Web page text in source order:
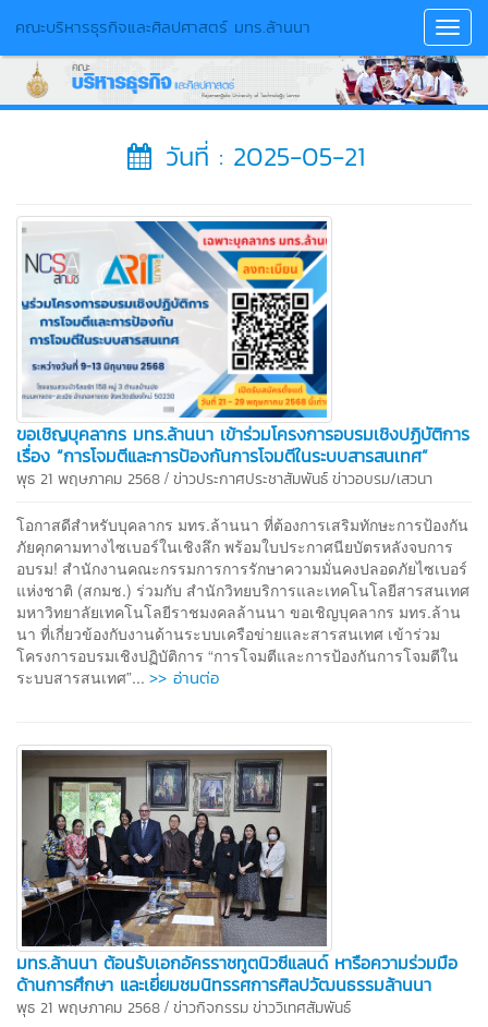
คณะบริหารธุรกิจและศิลปศาสตร์ มทร.ล้านนา
วันที่ : 2025-05-21
ขอเชิญบุคลากร มทร.ล้านนา เข้าร่วมโครงการอบรมเชิงปฏิบัติการ
เรื่อง “การโจมตีและการป้องกันการโจมตีในระบบสารสนเทศ”
พุธ 21 พฤษภาคม 2568 / ข่าวประกาศประชาสัมพันธ์ข่าวอบรม/เสวนา
โอกาสดีสำหรับบุคลากร มทร.ล้านนา ที่ต้องการเสริมทักษะการป้องกัน
ภัยคุกคามทางไซเบอร์ในเชิงลึก พร้อมใบประกาศนียบัตรหลังจบการ
อบรม! สำนักงานคณะกรรมการการรักษาความมั่นคงปลอดภัยไซเบอร์
แห่งชาติ (สกมช.) ร่วมกับ สำนักวิทยบริการและเทคโนโลยีสารสนเทศ
มหาวิทยาลัยเทคโนโลยีราชมงคลล้านนา ขอเชิญบุคลากร มทร.ล้าน
นา ที่เกี่ยวข้องกับงานด้านระบบเครือข่ายและสารสนเทศ เข้าร่วม
โครงการอบรมเชิงปฏิบัติการ “การโจมตีและการป้องกันการโจมตีใน
ระบบสารสนเทศ”... >> อ่านต่อ
มทร.ล้านนา ต้อนรับเอกอัครราชทูตนิวซีแลนด์ หารือความร่วมมือ
ด้านการศึกษา และเยี่ยมชมนิทรรศการศิลปวัฒนธรรมล้านนา
พุธ 21 พฤษภาคม 2568 / ข่าวกิจกรรมข่าววิเทศสัมพันธ์